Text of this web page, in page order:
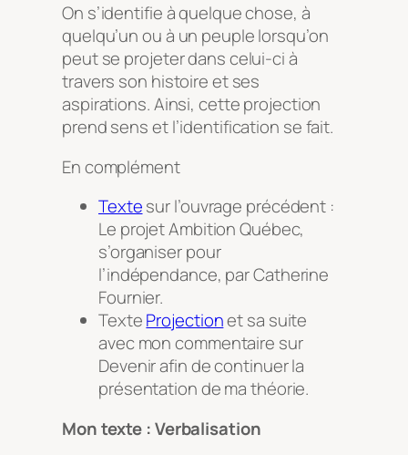
On s’identifie à quelque chose, à
quelqu’un ou à un peuple lorsqu’on
peut se projeter dans celui-ci à
travers son histoire et ses
aspirations. Ainsi, cette projection
prend sens et l’identification se fait.
En complément
Textesur l’ouvrage précédent :
Le projet Ambition Québec,
s’organiser pour
l’indépendance, par Catherine
Fournier.
TexteProjectionet sa suite
avec mon commentaire sur
Devenirafin de continuer la
présentation de ma théorie.
Mon texte : Verbalisation